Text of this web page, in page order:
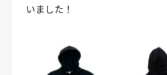
いました！